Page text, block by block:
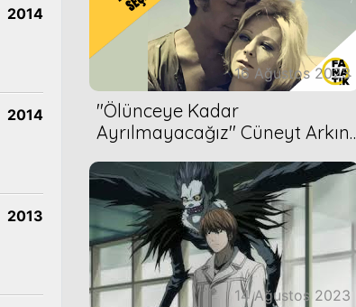
2014
2014
2013
16 Ağustos 2023
''Ölünceye Kadar
Ayrılmayacağız'' Cüneyt Arkın-
14 Ağustos 2023